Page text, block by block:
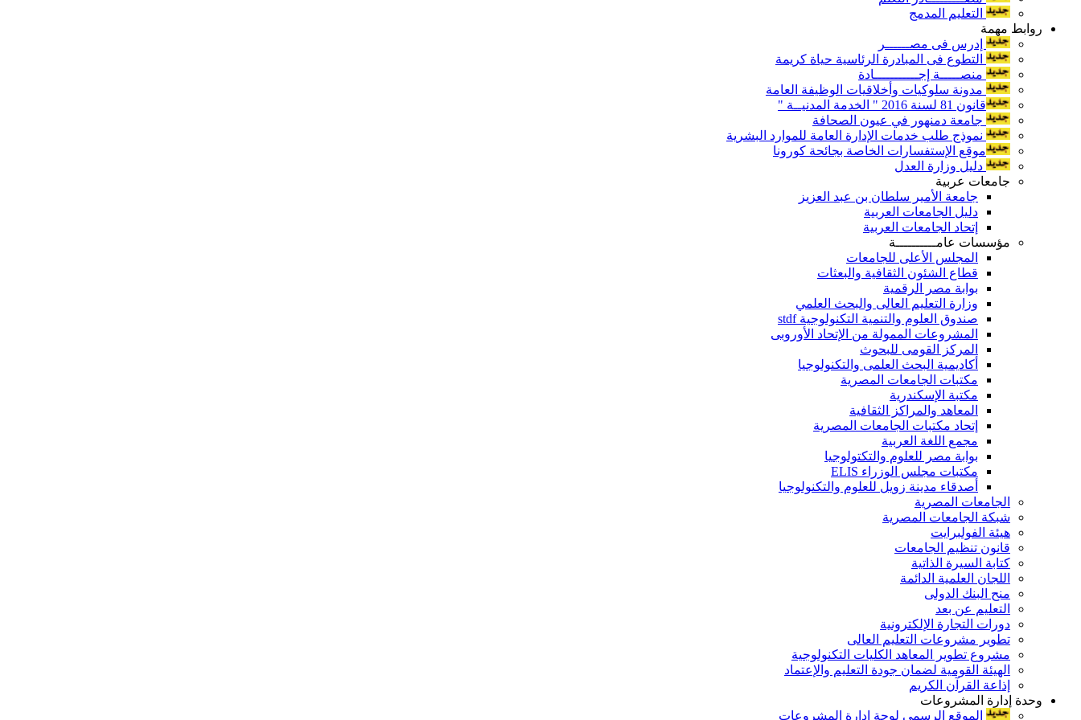
التعليم المدمج
روابط مهمة
إدرس فى مصــــــر
التطوع فى المبادرة الرئاسية حياة كريمة
منصـــــة إجـــــــــــادة
مدونة سلوكيات وأخلاقيات الوظيفة العامة
قانون 81 لسنة 2016 " الخدمة المدنيــة "
جامعة دمنهور في عيون الصحافة
نموذج طلب خدمات الإدارة العامة للموارد البشرية
موقع الإستفسارات الخاصة بجائحة كورونا
دليل وزارة العدل
جامعات عربية
جامعة الأمير سلطان بن عبد العزيز
دليل الجامعات العربية
إتحاد الجامعات العربية
مؤسسات عامــــــــــة
المجلس الأعلى للجامعات
قطاع الشئون الثقافية والبعثات
بوابة مصر الرقمية
وزارة التعليم العالى والبحث العلمي
صندوق العلوم والتنمية التكنولوجية stdf
المشروعات الممولة من الإتحاد الأوروبى
المركز القومى للبحوث
أكاديمية البحث العلمى والتكنولوجيا
مكتبات الجامعات المصرية
مكتبة الإسكندرية
المعاهد والمراكز الثقافية
إتحاد مكتبات الجامعات المصرية
مجمع اللغة العربية
بوابة مصر للعلوم والتكتولوجيا
مكتبات مجلس الوزراء ELIS
أصدقاء مدينة زويل للعلوم والتكنولوجيا
الجامعات المصرية
شبكة الجامعات المصرية
هيئة الفولبرايت
قانون تنظيم الجامعات
كتابة السيرة الذاتية
اللجان العلمية الدائمة
منح البنك الدولى
التعليم عن بعد
دورات التجارة الإلكترونية
تطوير مشروعات التعليم العالى
مشروع تطوير المعاهد الكليات التكنولوجية
الهيئة القومية لضمان جودة التعليم والإعتماد
إذاعة القرآن الكريم
وحدة إدارة المشروعات
الموقع الرسمى لوحة إدارة المشروعات